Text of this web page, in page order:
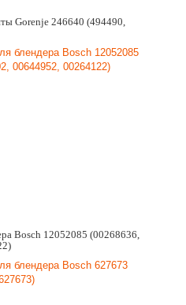
Gorenje 246640 (494490,
Bosch 12052085 (00268636,